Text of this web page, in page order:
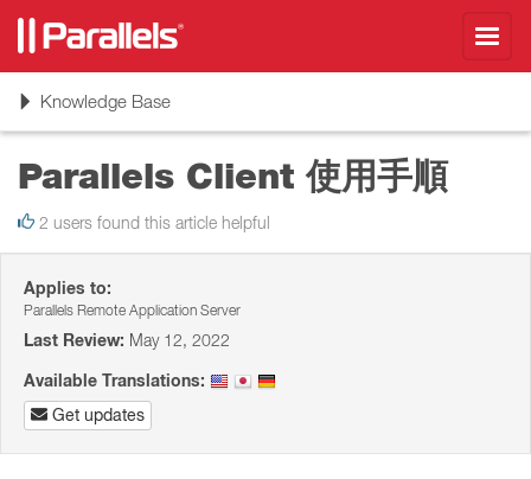
ToggleKnowledge Base
Parallels Client 使用手順
2 users found this article helpful
Applies to:
Parallels Remote Application Server
Last Review: May 12, 2022
Available Translations:
Get updates